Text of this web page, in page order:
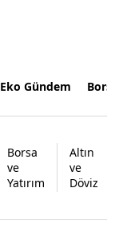
Eko Gündem
Borsa
ve
Yatırım
Altın
ve
Döviz